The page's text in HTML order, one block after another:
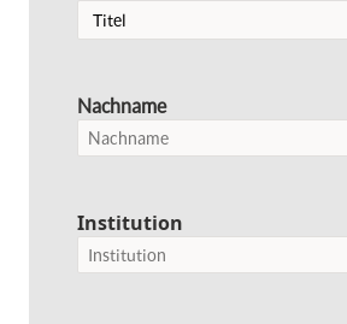
Nachname
Institution